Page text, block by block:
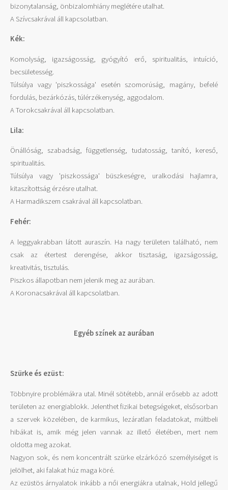
bizonytalanság, önbizalomhiány meglétére utalhat.
A Szívcsakrával áll kapcsolatban.
Kék:
Komolyság, igazságosság, gyógyító erő, spiritualitás, intuíció,
becsületesség.
Túlsúlya vagy 'piszkossága' esetén szomorúság, magány, befelé
fordulás, bezárkózás, túlérzékenység, aggodalom.
A Torokcsakrával áll kapcsolatban.
Lila:
Önállóság, szabadság, függetlenség, tudatosság, tanító, kereső,
spiritualitás.
Túlsúlya vagy 'piszkossága' büszkeségre, uralkodási hajlamra,
kitaszítottság érzésre utalhat.
A Harmadikszem csakrával áll kapcsolatban.
Fehér:
A leggyakrabban látott auraszín. Ha nagy területen található, nem
csak az étertest derengése, akkor tisztaság, igazságosság,
kreativitás, tisztulás.
Piszkos állapotban nem jelenik meg az aurában.
A Koronacsakrával áll kapcsolatban.
Egyéb színek az aurában
Szürke és ezüst:
Többnyire problémákra utal. Minél sötétebb, annál erősebb az adott
területen az energiablokk. Jelenthet fizikai betegségeket, elsősorban
a szervek közelében, de karmikus, lezáratlan feladatokat, múltbeli
hibákat is, amik még jelen vannak az illető életében, mert nem
oldotta meg azokat.
Nagyon sok, és nem koncentrált szürke elzárkózó személyiséget is
jelölhet, aki falakat húz maga köré.
Az ezüstös árnyalatok inkább a női energiákra utalnak, Hold jellegű